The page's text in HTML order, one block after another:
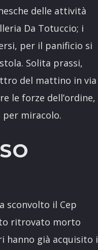
delle attività
Da Totuccio; i
per il panificio si
Solita prassi,
del mattino in via
le forze dell’ordine,
per miracolo.
sconvolto il Cep
ritrovato morto
hanno già acquisito i